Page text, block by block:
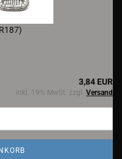
3,84 EUR
inkl. 19% MwSt. zzgl. Versand